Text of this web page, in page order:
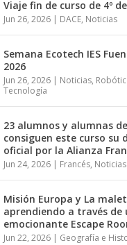
Viaje fin de curso de 4º de
Jun 26, 2026 | DACE, Noticias
Semana Ecotech IES
2026
Jun 26, 2026 | Noticias,
Tecnología
23 alumnos y alumnas
consiguen este curso su
oficial por la Alianza
Jun 24, 2026 | Francés, Noticias
Misión Europa y La
aprendiendo a través de
emocionante Escape
Jun 22, 2026 | Geografía e